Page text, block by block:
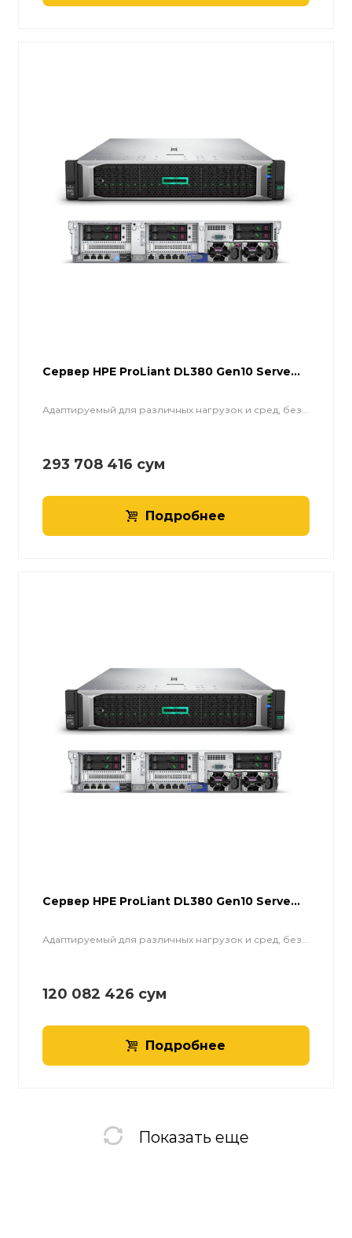
Cервер HPE ProLiant DL380 Gen10 Serve...
Адаптируемый для различных нагрузок и сред, без...
293 708 416 сум
Подробнее
Cервер HPE ProLiant DL380 Gen10 Serve...
Адаптируемый для различных нагрузок и сред, без...
120 082 426 сум
Подробнее
Показать еще